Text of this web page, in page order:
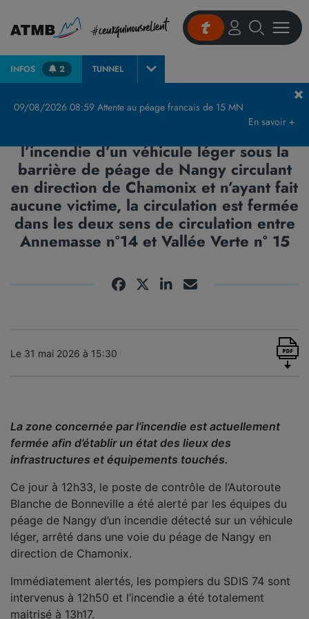
INFOS 2 TUNNEL
09/08/2026 08:59 Attente au péage francais de 15 MN
En savoir +
l’incendie d’un véhicule léger sous la
barrière de péage de Nangy circulant
en direction de Chamonix et n’ayant fait
aucune victime, la circulation est fermée
dans les deux sens de circulation entre
Annemasse n°14 et Vallée Verte n° 15
Le 31 mai 2026 à 15:30
La zone concernée par l’incendie est actuellement
fermée afin d’établir un état des lieux des
infrastructures et équipements touchés.
Ce jour à 12h33, le poste de contrôle de l’Autoroute
Blanche de Bonneville a été alerté par les équipes du
péage de Nangy d’un incendie détecté sur un véhicule
léger, arrêté dans une voie du péage de Nangy en
direction de Chamonix.
Immédiatement alertés, les pompiers du SDIS 74 sont
intervenus à 12h50 et l’incendie a été totalement
maitrisé à 13h17.